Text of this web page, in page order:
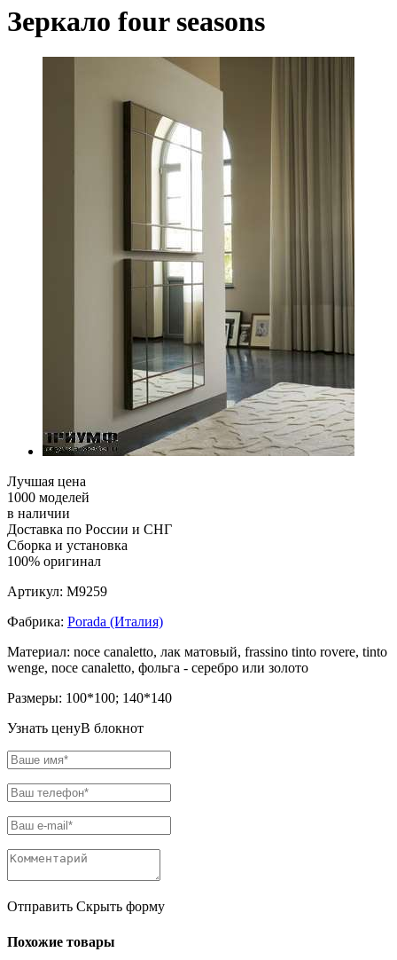
Зеркало four seasons
Лучшая цена
1000 моделей
в наличии
Доставка по России и СНГ
Сборка и установка
100% оригинал
Артикул: M9259
Фабрика: Porada (Италия)
Материал: noce canaletto, лак матовый, frassino tinto rovere, tinto
wenge, noce canaletto, фольга - серебро или золото
Размеры: 100*100; 140*140
Узнать ценуВ блокнот
Отправить Скрыть форму
Похожие товары